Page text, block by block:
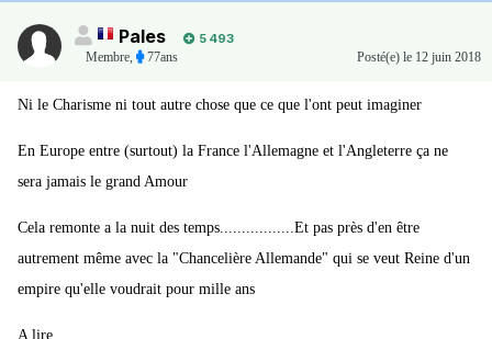
Pales
5 493
Membre, 77ans Posté(e) le 12 juin 2018
Ni le Charisme ni tout autre chose que ce que l'ont peut imaginer
En Europe entre (surtout) la France l'Allemagne et l'Angleterre ça ne
sera jamais le grand Amour
Cela remonte a la nuit des temps.................Et pas près d'en être
autrement même avec la "Chancelière Allemande" qui se veut Reine d'un
empire qu'elle voudrait pour mille ans
A lire